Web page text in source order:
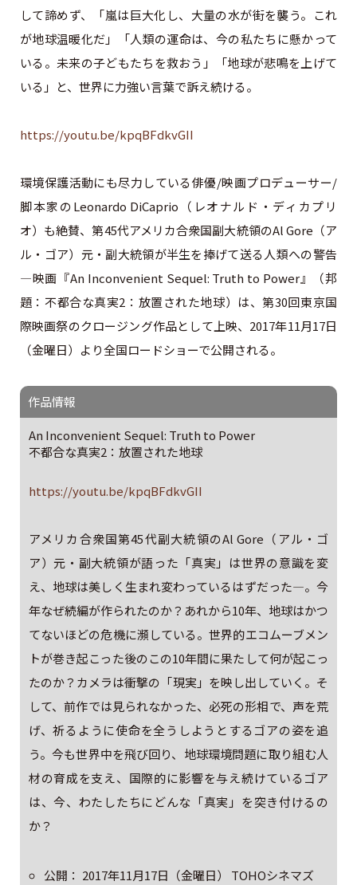
して諦めず、「嵐は巨大化し、大量の水が街を襲う。これ
が地球温暖化だ」「人類の運命は、今の私たちに懸かって
いる。未来の子どもたちを救おう」「地球が悲鳴を上げて
いる」と、世界に力強い言葉で訴え続ける。
https://youtu.be/kpqBFdkvGII
環境保護活動にも尽力している俳優/映画プロデューサー/
脚本家のLeonardo DiCaprio（レオナルド・ディカプリ
オ）も絶賛、第45代アメリカ合衆国副大統領のAl Gore（ア
ル・ゴア）元・副大統領が半生を捧げて送る人類への警告
―映画『An Inconvenient Sequel: Truth to Power』（邦
題：不都合な真実2：放置された地球）は、第30回東京国
際映画祭のクロージング作品として上映、2017年11月17日
（金曜日）より全国ロードショーで公開される。
作品情報
An Inconvenient Sequel: Truth to Power
不都合な真実2：放置された地球
https://youtu.be/kpqBFdkvGII
アメリカ合衆国第45代副大統領のAl Gore（アル・ゴ
ア）元・副大統領が語った「真実」は世界の意識を変
え、地球は美しく生まれ変わっているはずだった―。今
年なぜ続編が作られたのか？あれから10年、地球はかつ
てないほどの危機に瀕している。世界的エコムーブメン
トが巻き起こった後のこの10年間に果たして何が起こっ
たのか？カメラは衝撃の「現実」を映し出していく。そ
して、前作では見られなかった、必死の形相で、声を荒
げ、祈るように使命を全うしようとするゴアの姿を追
う。今も世界中を飛び回り、地球環境問題に取り組む人
材の育成を支え、国際的に影響を与え続けているゴア
は、今、わたしたちにどんな「真実」を突き付けるの
か？
公開： 2017年11月17日（金曜日） TOHOシネマズ